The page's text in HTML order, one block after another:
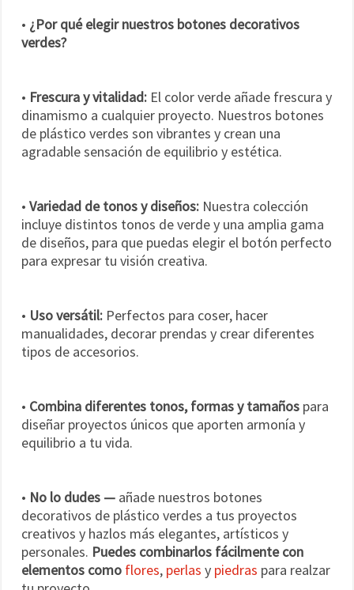
• ¿Por qué elegir nuestros botones decorativos
verdes?
• Frescura y vitalidad: El color verde añade frescura y
dinamismo a cualquier proyecto. Nuestros botones
de plástico verdes son vibrantes y crean una
agradable sensación de equilibrio y estética.
• Variedad de tonos y diseños: Nuestra colección
incluye distintos tonos de verde y una amplia gama
de diseños, para que puedas elegir el botón perfecto
para expresar tu visión creativa.
• Uso versátil: Perfectos para coser, hacer
manualidades, decorar prendas y crear diferentes
tipos de accesorios.
• Combina diferentes tonos, formas y tamaños para
diseñar proyectos únicos que aporten armonía y
equilibrio a tu vida.
• No lo dudes — añade nuestros botones
decorativos de plástico verdes a tus proyectos
creativos y hazlos más elegantes, artísticos y
personales. Puedes combinarlos fácilmente con
elementos como flores, perlas y piedras para realzar